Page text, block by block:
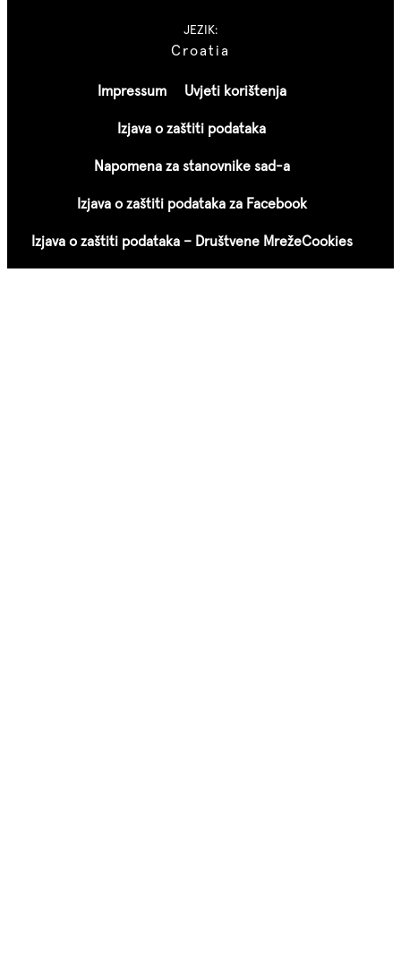
Impressum Uvjeti korištenja
Izjava o zaštiti podataka
Napomena za stanovnike sad-a
Izjava o zaštiti podataka za Facebook
Izjava o zaštiti podataka – Društvene MrežeCookies
JEZIK:
Croatia